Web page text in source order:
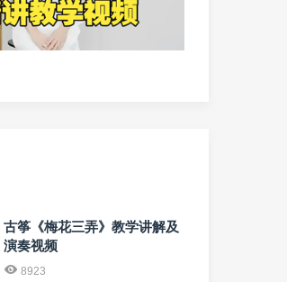
古筝《梅花三弄》教学讲解及
演奏视频
8923